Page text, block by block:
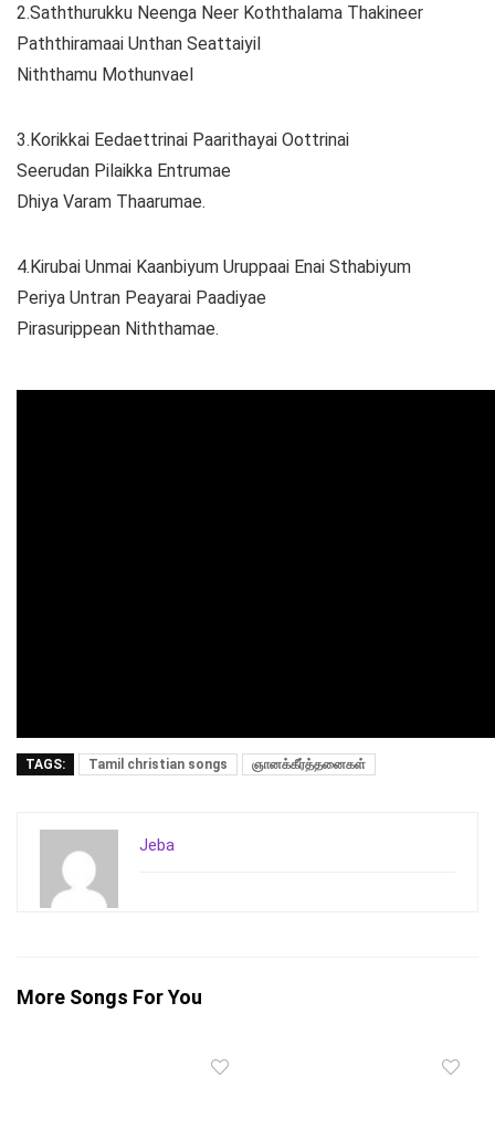
2.Saththurukku Neenga Neer Koththalama Thakineer
Paththiramaai Unthan Seattaiyil
Niththamu Mothunvael
3.Korikkai Eedaettrinai Paarithayai Oottrinai
Seerudan Pilaikka Entrumae
Dhiya Varam Thaarumae.
4.Kirubai Unmai Kaanbiyum Uruppaai Enai Sthabiyum
Periya Untran Peayarai Paadiyae
Pirasurippean Niththamae.
TAGS: Tamil christian songs ஞானக்கீர்த்தனைகள்
Jeba
More Songs For You